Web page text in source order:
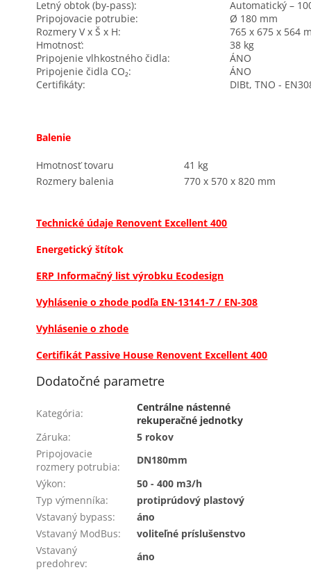
Letný obtok (by-pass):
Automatický –
Pripojovacie potrubie:
Ø 180 mm
Rozmery V x Š x H:
765 x 675 x 564
Hmotnosť:
38 kg
Pripojenie vlhkostného čidla:
ÁNO
Pripojenie čidla CO₂:
ÁNO
Certifikáty:
DIBt, TNO -
Balenie
Hmotnosť tovaru
41 kg
Rozmery balenia
770 x 570 x 820 mm
Technické údaje Renovent Excellent 400
Energetický štítok
ERP Informačný list výrobku Ecodesign
Vyhlásenie o zhode podľa EN-13141-7 / EN-308
Vyhlásenie o zhode
Certifikát Passive House Renovent Excellent 400
Dodatočné parametre
Kategória:
Centrálne nástenné
rekuperačné jednotky
Záruka:
5 rokov
Pripojovacie
rozmery potrubia:
DN180mm
Výkon:
50 - 400 m3/h
Typ výmenníka:
protiprúdový plastový
Vstavaný bypass:
áno
Vstavaný ModBus:
voliteľné príslušenstvo
Vstavaný
predohrev:
áno